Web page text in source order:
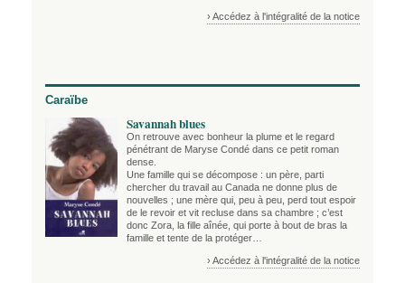
› Accédez à l'intégralité de la notice
Caraïbe
Savannah blues
On retrouve avec bonheur la plume et le regard
pénétrant de Maryse Condé dans ce petit roman
dense.
Une famille qui se décompose : un père, parti
chercher du travail au Canada ne donne plus de
nouvelles ; une mère qui, peu à peu, perd tout espoir
de le revoir et vit recluse dans sa chambre ; c’est
donc Zora, la fille aînée, qui porte à bout de bras la
famille et tente de la protéger…
› Accédez à l'intégralité de la notice